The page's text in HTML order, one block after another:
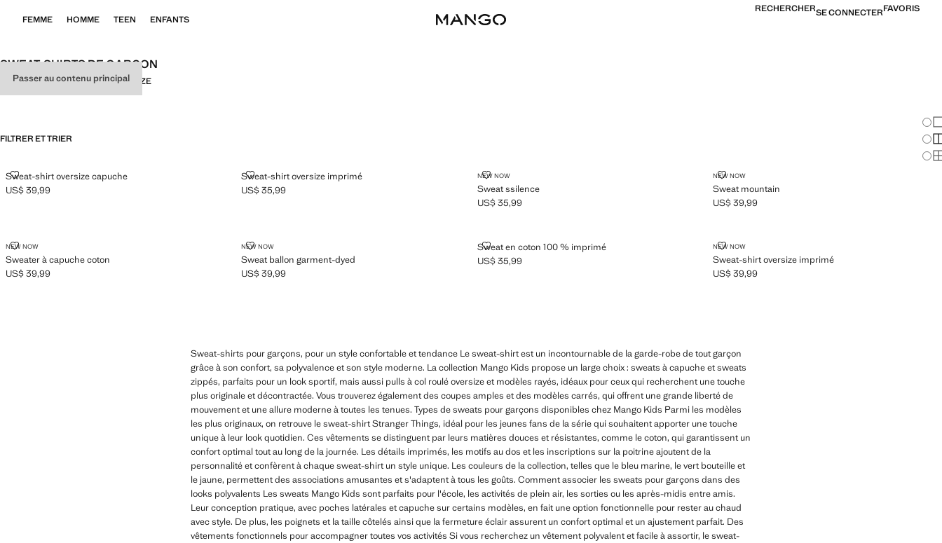
Passer au contenu principal
FEMME HOMME TEEN ENFANTS
RECHERCHERSE CONNECTERFAVORIS
SWEAT-SHIRTS DE GARÇON
TOUTLOOSE FITBALLOONOVERSIZE
FILTRER ET TRIER
Sweat-shirt oversize capuche
SWEAT-SHIRT OVERSIZE CAPUCHE
Prix actuel [US$ 39,99 ]
US$ 39,99
Sweat-shirt oversize imprimé
SWEAT-SHIRT OVERSIZE IMPRIMÉ
Prix actuel [US$ 35,99 ]
US$ 35,99
NEW NOW
Sweat ssilence
SWEAT SSILENCE
Prix actuel [US$ 35,99 ]
US$ 35,99
NEW NOW
Sweat mountain
SWEAT MOUNTAIN
Prix actuel [US$ 39,99 ]
US$ 39,99
NEW NOW
Sweater à capuche coton
SWEATER À CAPUCHE COTON
Prix actuel [US$ 39,99 ]
US$ 39,99
NEW NOW
Sweat ballon garment-dyed
SWEAT BALLON GARMENT-DYED
Prix actuel [US$ 39,99 ]
US$ 39,99
Sweat en coton 100 % imprimé
SWEAT EN COTON 100 % IMPRIMÉ
Prix actuel [US$ 35,99 ]
US$ 35,99
NEW NOW
Sweat-shirt oversize imprimé
SWEAT-SHIRT OVERSIZE IMPRIMÉ
Prix actuel [US$ 39,99 ]
US$ 39,99
Sweat-shirts pour garçons, pour un style confortable et tendance Le sweat-shirt est un incontournable de la garde-robe de tout garçon
grâce à son confort, sa polyvalence et son style moderne. La collection Mango Kids propose un large choix : sweats à capuche et sweats
zippés, parfaits pour un look sportif, mais aussi pulls à col roulé oversize et modèles rayés, idéaux pour ceux qui recherchent une touche
plus originale et décontractée. Vous trouverez également des coupes amples et des modèles carrés, qui offrent une grande liberté de
mouvement et une allure moderne à toutes les tenues. Types de sweats pour garçons disponibles chez Mango Kids Parmi les modèles
les plus originaux, on retrouve le sweat-shirt Stranger Things, idéal pour les jeunes fans de la série qui souhaitent apporter une touche
unique à leur look quotidien. Ces vêtements se distinguent par leurs matières douces et résistantes, comme le coton, qui garantissent un
confort optimal tout au long de la journée. Les détails imprimés, les motifs au dos et les inscriptions sur la poitrine ajoutent de la
personnalité et confèrent à chaque sweat-shirt un style unique. Les couleurs de la collection, telles que le bleu marine, le vert bouteille et
le jaune, permettent des associations amusantes et s'adaptent à tous les goûts. Comment associer les sweats pour garçons dans des
looks polyvalents Les sweats Mango Kids sont parfaits pour l'école, les activités de plein air, les sorties ou les après-midis entre amis.
Leur conception pratique, avec poches latérales et capuche sur certains modèles, en fait une option fonctionnelle pour rester au chaud
avec style. De plus, les poignets et la taille côtelés ainsi que la fermeture éclair assurent un confort optimal et un ajustement parfait. Des
vêtements fonctionnels pour accompagner toutes vos activités Si vous recherchez un vêtement polyvalent et facile à assortir, le sweat-